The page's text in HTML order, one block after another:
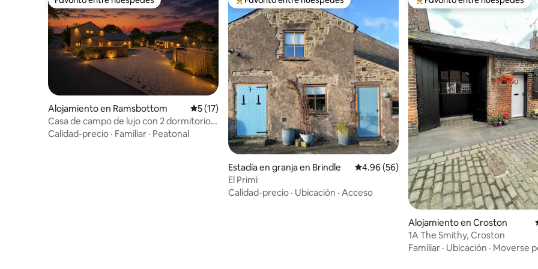
Favorito entre huéspedes
Alojamiento en Ramsbottom Calificación promedio: 5 de 5, 17 reseñas
5 (17)
Casa de campo de lujo con 2 dormitorios
y 2 jacuzzis
Calidad-precio · Familiar · Peatonal
Favorito entre huéspedes preferido
Estadía en granja en Brindle Calificación promedio: 4.96 de 5, 56 reseñas
4.96 (56)
El Primi
Calidad-precio · Ubicación · Acceso
Favorito entre huéspedes
Alojamiento en Croston
1A The Smithy, Croston
Familiar · Ubicación · Moverse